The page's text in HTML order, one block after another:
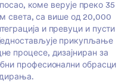
коме верује преко 35
света, са више од 20,000
и превуци и пусти
прикупљање
процесе, дизајниран за
професионални обрасци